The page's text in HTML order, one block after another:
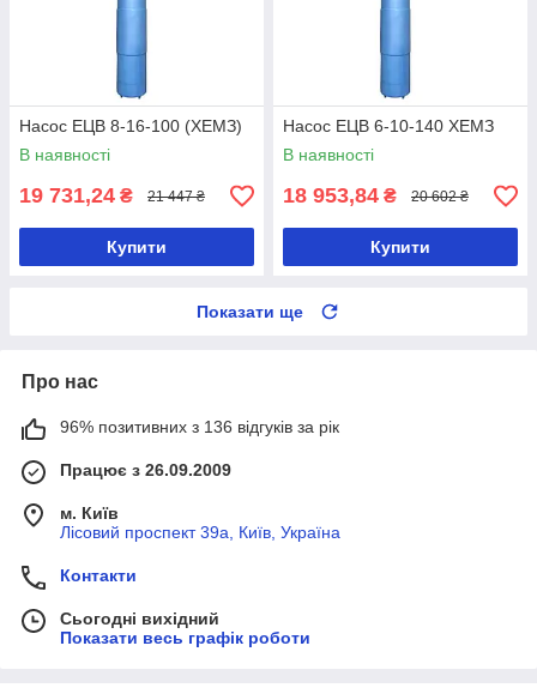
Насос ЕЦВ 8-16-100 (ХЕМЗ)
В наявності
19 731,24 ₴ 21 447 ₴
Купити
Насос ЕЦВ 6-10-140 ХЕМЗ
В наявності
18 953,84 ₴ 20 602 ₴
Купити
Показати ще
Про нас
96% позитивних з 136 відгуків за рік
Працює з 26.09.2009
м. Київ
Лісовий проспект 39а, Київ, Україна
Контакти
Сьогодні вихідний
Показати весь графік роботи